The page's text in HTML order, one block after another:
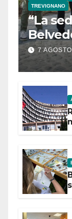
TREVIGNANO
“La
7